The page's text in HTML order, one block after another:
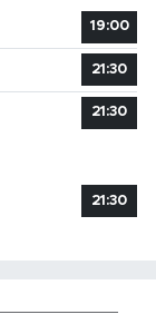
19:00
21:30
21:30
21:30